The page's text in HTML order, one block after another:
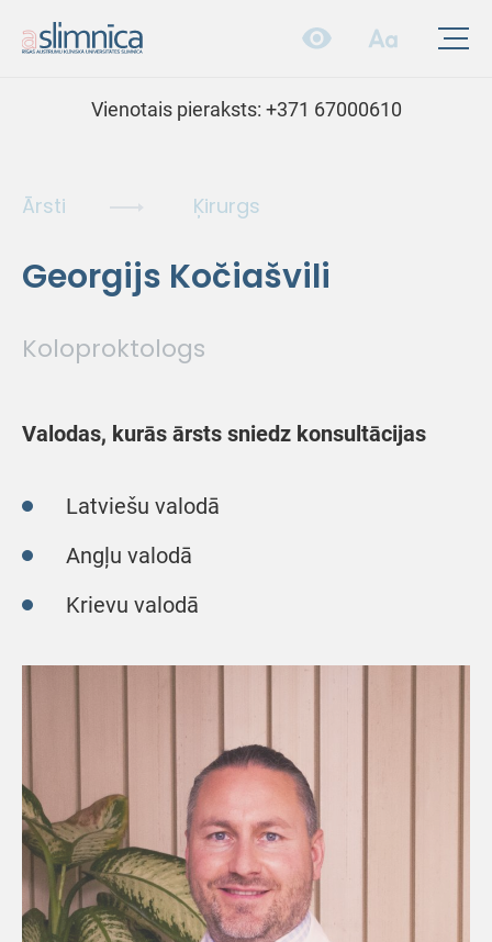
Vienotais pieraksts: +371 67000610
Ārsti Ķirurgs
Georgijs Kočiašvili
Koloproktologs
Valodas, kurās ārsts sniedz konsultācijas
Latviešu valodā
Angļu valodā
Krievu valodā